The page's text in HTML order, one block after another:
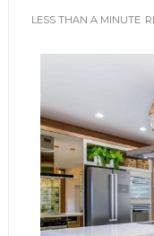
LESS THAN A MINUTE